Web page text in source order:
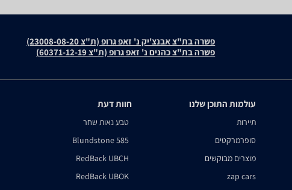
פשרה בת"צ אבנצ'יק נ' זאפ גרופ (ת"צ 23008-08-20)
פשרה בת"צ כהנים נ' זאפ גרופ (ת"צ 60371-12-19)
עולמות התוכן שלנו
תיירות
סופרמרקטים
מוצרים מבוקשים
zap cars
חוות דעת
טבע נאות שחר
Blundstone 585
RedBack UBCH
RedBack UBOK